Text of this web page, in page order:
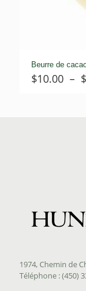
Beurre de
$10.00 – $
1974, Chemin de
Téléphone : (450)